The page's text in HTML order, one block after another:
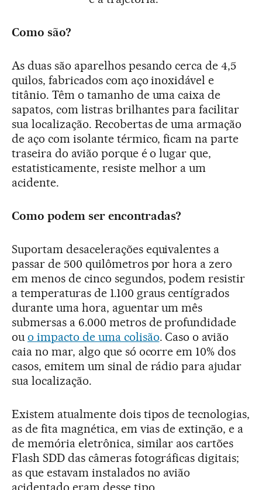
Como são?
As duas são aparelhos pesando cerca de 4,5
quilos, fabricados com aço inoxidável e
titânio. Têm o tamanho de uma caixa de
sapatos, com listras brilhantes para facilitar
sua localização. Recobertas de uma armação
de aço com isolante térmico, ficam na parte
traseira do avião porque é o lugar que,
estatisticamente, resiste melhor a um
acidente.
Como podem ser encontradas?
Suportam desacelerações equivalentes a
passar de 500 quilômetros por hora a zero
em menos de cinco segundos, podem resistir
a temperaturas de 1.100 graus centígrados
durante uma hora, aguentar um mês
submersas a 6.000 metros de profundidade
ou o impacto de uma colisão. Caso o avião
caia no mar, algo que só ocorre em 10% dos
casos, emitem um sinal de rádio para ajudar
sua localização.
Existem atualmente dois tipos de tecnologias,
as de fita magnética, em vias de extinção, e a
de memória eletrônica, similar aos cartões
Flash SDD das câmeras fotográficas digitais;
as que estavam instalados no avião
acidentado eram desse tipo.